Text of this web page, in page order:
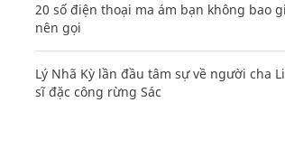
20 số điện thoại ma ám bạn không bao
nên gọi
Lý Nhã Kỳ lần đầu tâm sự về người cha
sĩ đặc công rừng Sác